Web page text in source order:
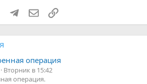
TelegramЭлектронная почта
Ссылка
операция
Вторник в 15:42
операция.